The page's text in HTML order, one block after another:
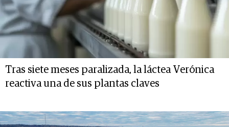
Tras siete meses paralizada, la láctea Verónica
reactiva una de sus plantas claves